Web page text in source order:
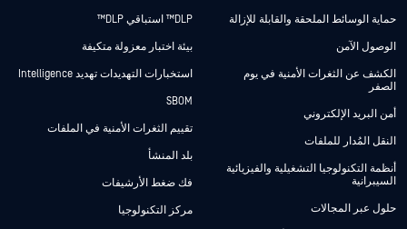
حماية الوسائط الملحقة والقابلة للإزالة
الوصول الآمن
الكشف عن الثغرات الأمنية في يوم
الصفر
أمن البريد الإلكتروني
النقل المُدار للملفات
أنظمة التكنولوجيا التشغيلية والفيزيائية
السيبرانية
حلول عبر المجالات
DLP™ استباقي DLP™
بيئة اختبار معزولة متكيفة
استخبارات التهديدات تهديد Intelligence
SBOM
تقييم الثغرات الأمنية في الملفات
بلد المنشأ
فك ضغط الأرشيفات
مركز التكنولوجيا